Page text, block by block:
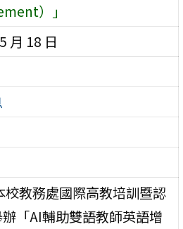
）」
月 18 日
校教務處國際高教培訓暨認
「AI輔助雙語教師英語增